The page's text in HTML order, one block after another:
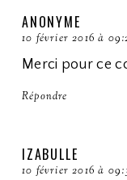
ANONYME
10 février 2016 à
Merci pour ce
Répondre
IZABULLE
10 février 2016 à